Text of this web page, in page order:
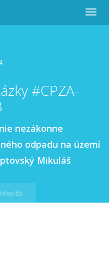
#CPZA-
nezákonne
odpadu na území
Mikuláš
Nabídky/žádosti